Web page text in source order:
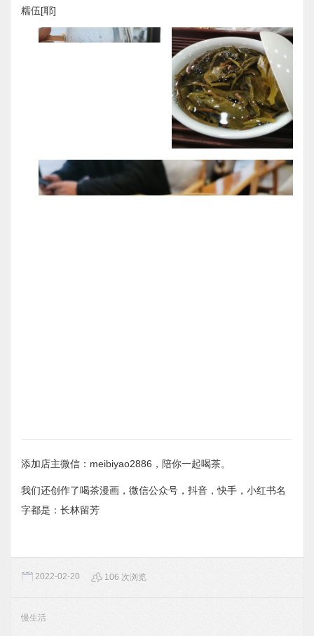
​糯伍[耶]
添加店主微信：meibiyao2886，陪你一起喝茶。
我们还创作了喝茶漫画，微信公众号，抖音，快手，小红书名
字都是：长林留芳
2022-02-20 106 次浏览
慢生活